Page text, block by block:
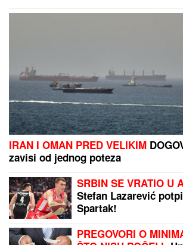
tetovaža koju je
BOJANA LAZIĆ POKAZALA MAJKU
na letovanju: Doručak U BAZENU, a
voditeljku u bikiniju (FOTO)